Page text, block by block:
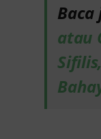
Baca
atau